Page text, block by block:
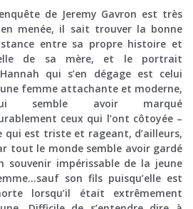
de Jeremy Gavron est très
menée, il sait trouver la bonne
entre sa propre histoire et
de sa mère, et le portrait
qui s’en dégage est celui
femme attachante et moderne,
semble avoir marqué
ceux qui l’ont côtoyée –
qui est triste et rageant, d’ailleurs,
tout le monde semble avoir gardé
souvenir impérissable de la jeune
son fils puisqu’elle est
lorsqu’il était extrêmement